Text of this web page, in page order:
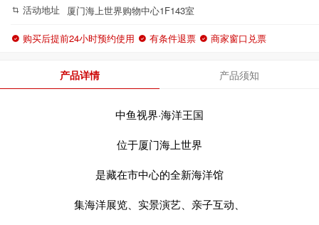
活动地址 厦门海上世界购物中心1F143室
购买后提前24小时预约使用 有条件退票 商家窗口兑票
产品详情 产品须知
中鱼视界·海洋王国
位于厦门海上世界
是藏在市中心的全新海洋馆
集海洋展览、实景演艺、亲子互动、